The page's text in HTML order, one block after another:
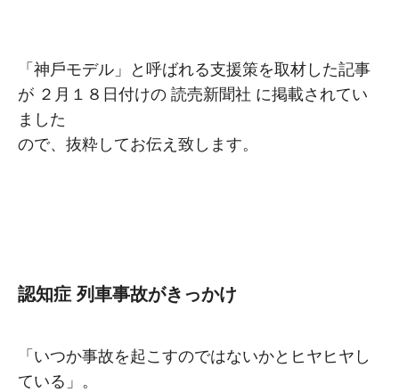
「神⼾モデル」と呼ばれる⽀援策を取材した記事
が ２⽉１８⽇付けの 読売新聞社 に掲載されてい
ました
ので、抜粋してお伝え致します。
認知症 列車事故がきっかけ
「いつか事故を起こすのではないかとヒヤヒヤし
ている」。